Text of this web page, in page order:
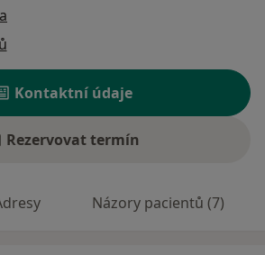
Kontaktní údaje
Rezervovat termín
Názory pacientů (7)